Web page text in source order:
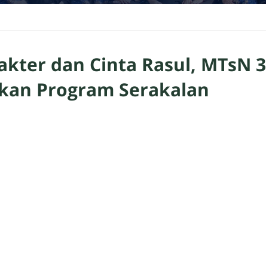
dan Cinta Rasul, MTsN 3
Program Serakalan